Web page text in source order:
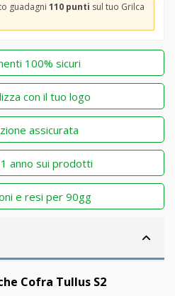
guadagni 110 punti sul tuo Grilca
100% sicuri
con il tuo logo
assicurata
anno sui prodotti
e resi per 90gg
Cofra Tullus S2